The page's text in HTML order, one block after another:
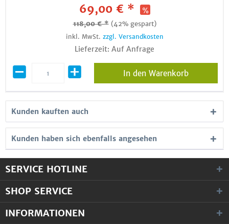
69,00 € *
118,00 € * (42% gespart)
inkl. MwSt. zzgl. Versandkosten
Lieferzeit: Auf Anfrage
In den Warenkorb
Kunden kauften auch
Kunden haben sich ebenfalls angesehen
SERVICE HOTLINE
SHOP SERVICE
INFORMATIONEN